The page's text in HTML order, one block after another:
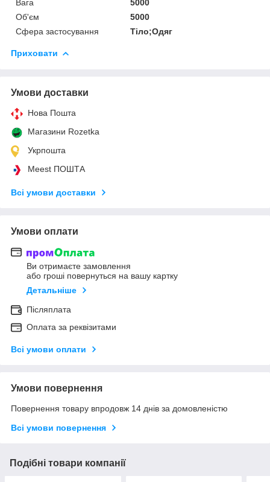
Вага
5000
Об'єм
5000
Сфера застосування
Тіло;Одяг
Приховати
Умови доставки
Нова Пошта
Магазини Rozetka
Укрпошта
Meest ПОШТА
Всі умови доставки
Умови оплати
Ви отримаєте замовлення
або гроші повернуться на вашу картку
Детальніше
Післяплата
Оплата за реквізитами
Всі умови оплати
Умови повернення
Повернення товару впродовж 14 днів за домовленістю
Всі умови повернення
Подібні товари компанії